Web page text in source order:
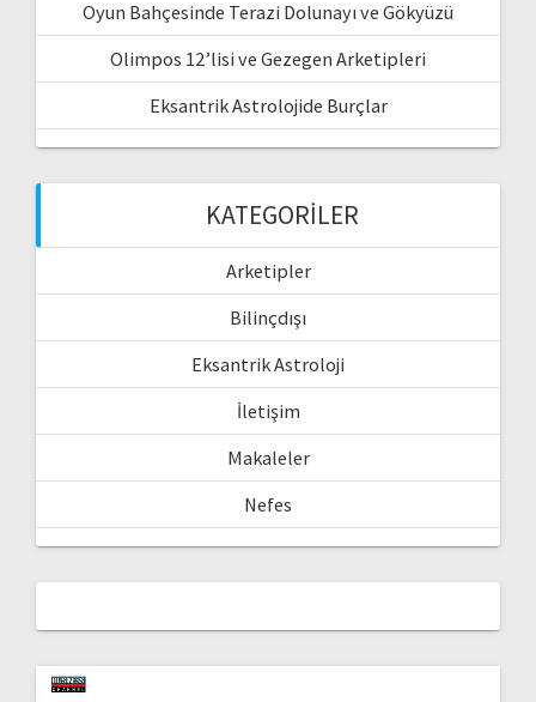
Oyun Bahçesinde Terazi Dolunayı ve Gökyüzü
Olimpos 12’lisi ve Gezegen Arketipleri
Eksantrik Astrolojide Burçlar
KATEGORILER
Arketipler
Bilinçdışı
Eksantrik Astroloji
İletişim
Makaleler
Nefes